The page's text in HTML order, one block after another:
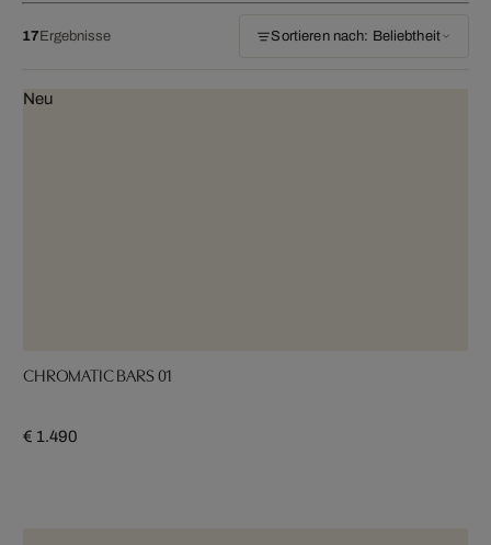
17Ergebnisse Sortieren nach: Beliebtheit
Neu
CHROMATIC BARS 01
€ 1.490